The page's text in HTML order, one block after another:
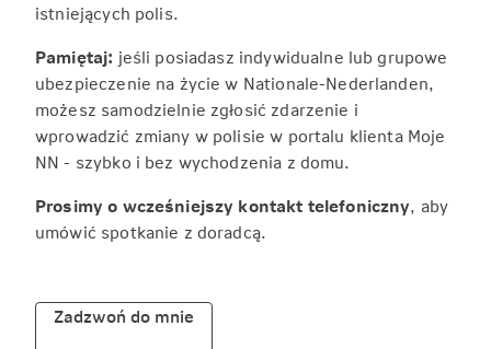
istniejących polis.
Pamiętaj: jeśli posiadasz indywidualne lub grupowe
ubezpieczenie na życie w Nationale-Nederlanden,
możesz samodzielnie zgłosić zdarzenie i
wprowadzić zmiany w polisie w portalu klienta Moje
NN - szybko i bez wychodzenia z domu.
Prosimy o wcześniejszy kontakt telefoniczny, aby
umówić spotkanie z doradcą.
Zadzwoń do mnie